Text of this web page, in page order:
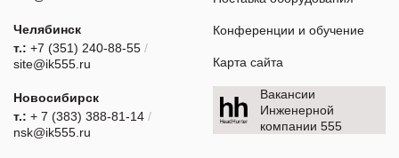
Челябинск
т.: +7 (351) 240-88-55 /
site@ik555.ru
Новосибирск
т.: + 7 (383) 388-81-14 /
nsk@ik555.ru
Конференции и обучение
Карта сайта
Вакансии
Инженерной
компании 555